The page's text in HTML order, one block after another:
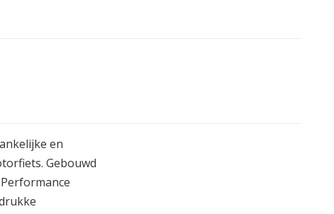
en
Gebouwd